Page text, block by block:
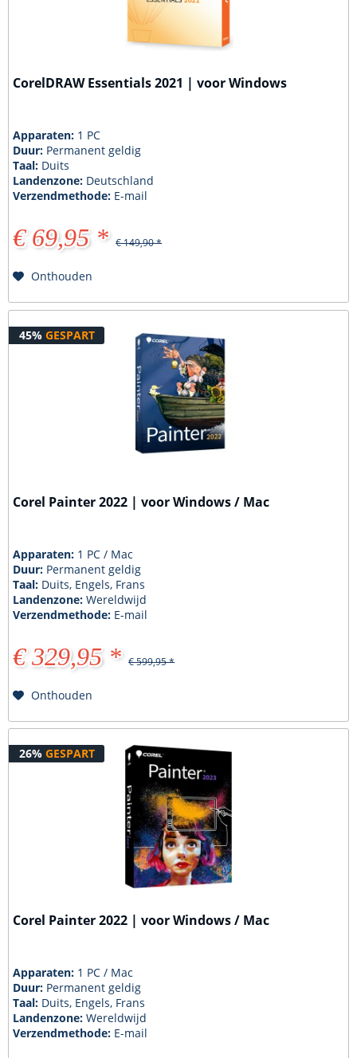
CorelDRAW Essentials 2021 | voor Windows
Apparaten: 1 PC
Duur: Permanent geldig
Taal: Duits
Landenzone: Deutschland
Verzendmethode: E-mail
€ 69,95 * € 149,90 *
Onthouden
45% GESPART
Corel Painter 2022 | voor Windows / Mac
Apparaten: 1 PC / Mac
Duur: Permanent geldig
Taal: Duits, Engels, Frans
Landenzone:Wereldwijd
Verzendmethode: E-mail
€ 329,95 * € 599,95 *
Onthouden
26% GESPART
Corel Painter 2022 | voor Windows / Mac
Apparaten: 1 PC / Mac
Duur: Permanent geldig
Taal: Duits, Engels, Frans
Landenzone:Wereldwijd
Verzendmethode: E-mail